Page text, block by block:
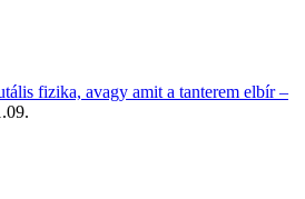
fizika, avagy amit a tanterem elbír –